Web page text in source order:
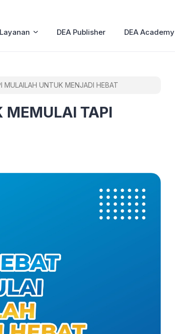
Layanan DEA Publisher DEA Academy
MULAILAH UNTUK MENJADI HEBAT
MEMULAI TAPI